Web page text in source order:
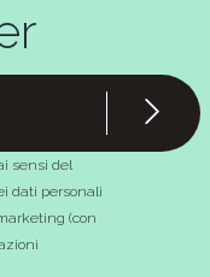
sensi del
dati personali
(con